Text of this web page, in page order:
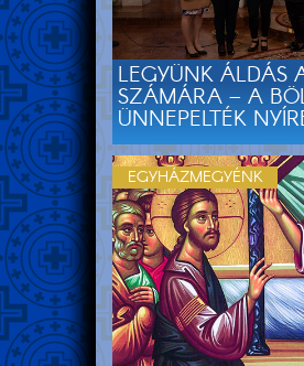
LEGYÜNK ÁLDÁS
SZÁMÁRA – A
ÜNNEPELTÉK
EGYHÁZMEGYÉNK